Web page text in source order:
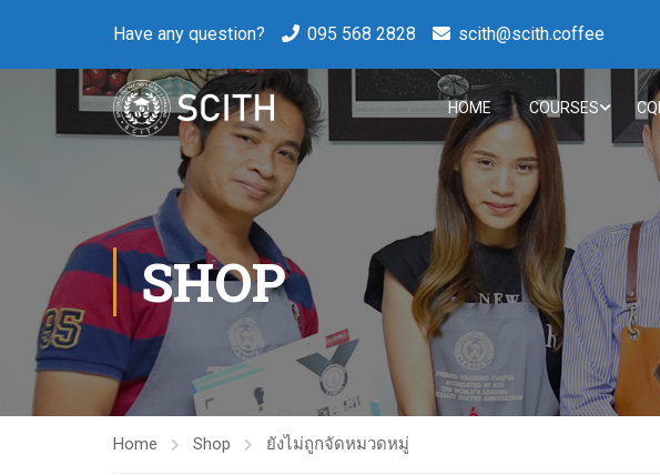
Have any question? 095 568 2828 scith@scith.coffee
HOME COURSES
SHOP
Home Shop ยังไม่ถูกจัดหมวดหมู่